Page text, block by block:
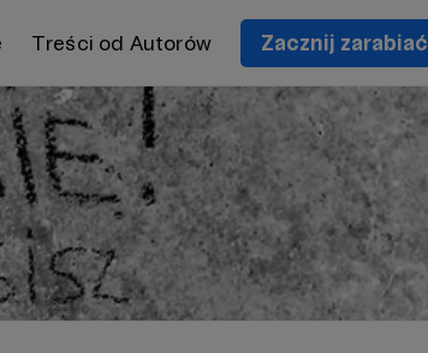
Treści od Autorów Zacznij zarabiać